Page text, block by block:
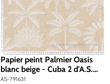
Papier peint Palmier Oasis
blanc beige - Cuba 2 d'A.S.
Création | Réf. AS-791631
AS-791631